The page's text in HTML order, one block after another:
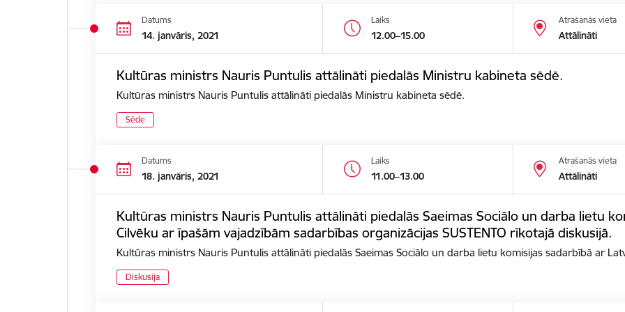
Datums
14. janvāris, 2021
Laiks
12.00–15.00
Atrašanās vieta
Attālināti
Kultūras ministrs Nauris Puntulis attālināti piedalās Ministru kabineta sēdē.
Kultūras ministrs Nauris Puntulis attālināti piedalās Ministru kabineta sēdē.
Sēde
Datums
18. janvāris, 2021
Laiks
11.00–13.00
Atrašanās vieta
Attālināti
Kultūras ministrs Nauris Puntulis attālināti piedalās Saeimas Sociālo un darba lietu
Cilvēku ar īpašām vajadzībām sadarbības organizācijas SUSTENTO rīkotajā diskusijā.
Kultūras ministrs Nauris Puntulis attālināti piedalās Saeimas Sociālo un darba lietu komisijas sadarbībā ar
Diskusija